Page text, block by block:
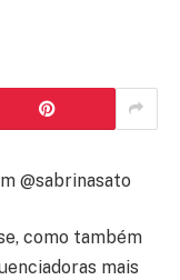
@sabrinasato
como também
mais